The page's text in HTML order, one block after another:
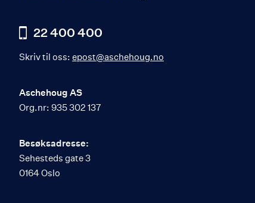
22 400 400
Skriv til oss: epost@aschehoug.no
Aschehoug AS
Org.nr: 935 302 137
Besøksadresse:
Sehesteds gate 3
0164 Oslo